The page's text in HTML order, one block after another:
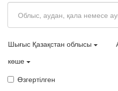
Шығыс Қазақстан облысы
көше
Өзгертілген